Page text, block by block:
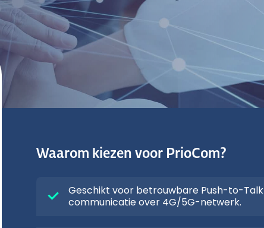
Waarom kiezen voor PrioCom?
Geschikt voor betrouwbare Push-to-Talk
communicatie over 4G/5G-netwerk.